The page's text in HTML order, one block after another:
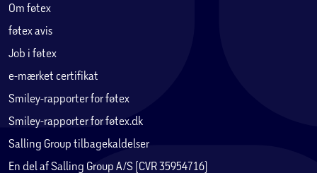
Om føtex
føtex avis
Job i føtex
e-mærket certifikat
Smiley-rapporter for føtex
Smiley-rapporter for føtex.dk
Salling Group tilbagekaldelser
En del af Salling Group A/S (CVR 35954716)